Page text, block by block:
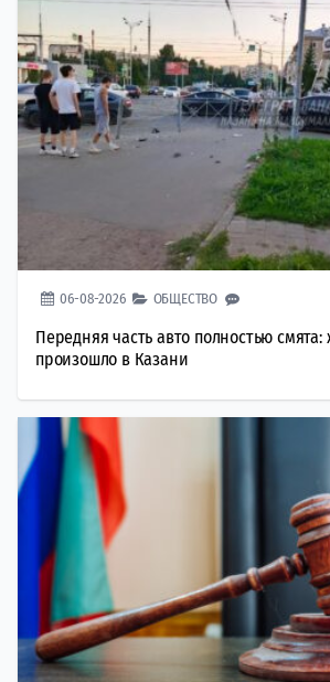
06-08-2026 ОБЩЕСТВО
Передняя часть авто полностью смята:
произошло в Казани